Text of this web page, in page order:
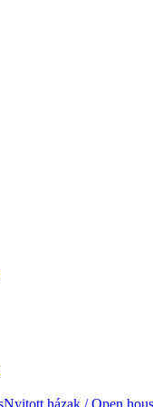
Nyitott házak / Open